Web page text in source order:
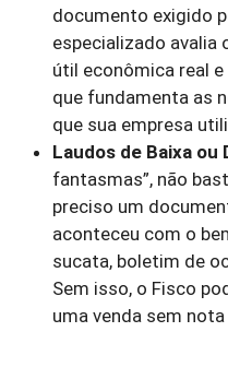
documento exigido
especializado avalia
útil econômica real
que fundamenta as
que sua empresa
Laudos de Baixa ou
fantasmas”, não
preciso um
aconteceu com o
sucata, boletim de
Sem isso, o Fisco
uma venda sem